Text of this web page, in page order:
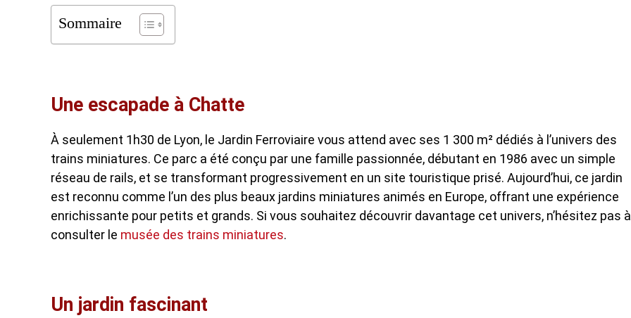
Sommaire
Une escapade à Chatte
À seulement 1h30 de Lyon, le Jardin Ferroviaire vous attend avec ses 1 300 m² dédiés à l’univers des
trains miniatures. Ce parc a été conçu par une famille passionnée, débutant en 1986 avec un simple
réseau de rails, et se transformant progressivement en un site touristique prisé. Aujourd’hui, ce jardin
est reconnu comme l’un des plus beaux jardins miniatures animés en Europe, offrant une expérience
enrichissante pour petits et grands. Si vous souhaitez découvrir davantage cet univers, n’hésitez pas à
consulter le musée des trains miniatures.
Un jardin fascinant